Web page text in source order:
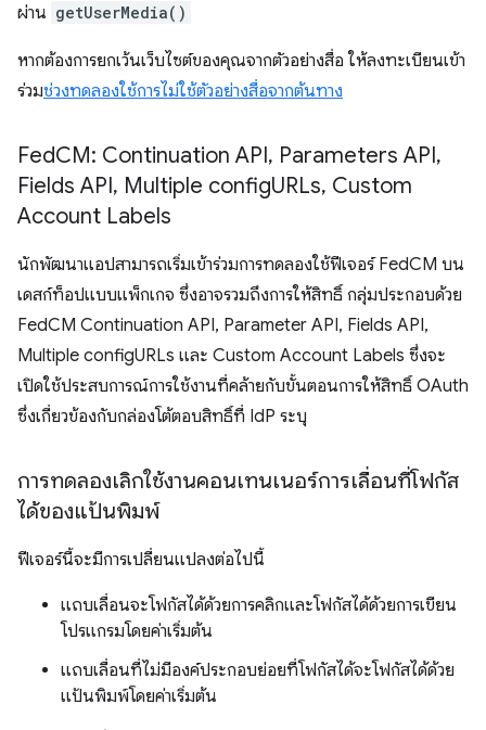
ผ่าน getUserMedia()
หากต้องการยกเว้นเว็บไซต์ของคุณจากตัวอย่างสื่อ ให้ลงทะเบียนเข้า
ร่วมช่วงทดลองใช้การไม่ใช้ตัวอย่างสื่อจากต้นทาง
FedCM: Continuation API, Parameters API,
Fields API, Multiple configURLs, Custom
Account Labels
นักพัฒนาแอปสามารถเริ่มเข้าร่วมการทดลองใช้ฟีเจอร์ FedCM บน
เดสก์ท็อปแบบแพ็กเกจ ซึ่งอาจรวมถึงการให้สิทธิ์ กลุ่มประกอบด้วย
FedCM Continuation API, Parameter API, Fields API,
Multiple configURLs และ Custom Account Labels ซึ่งจะ
เปิดใช้ประสบการณ์การใช้งานที่คล้ายกับขั้นตอนการให้สิทธิ์ OAuth
ซึ่งเกี่ยวข้องกับกล่องโต้ตอบสิทธิ์ที่ IdP ระบุ
การทดลองเลิกใช้งานคอนเทนเนอร์การเลื่อนที่โฟกัส
ได้ของแป้นพิมพ์
ฟีเจอร์นี้จะมีการเปลี่ยนแปลงต่อไปนี้
แถบเลื่อนจะโฟกัสได้ด้วยการคลิกและโฟกัสได้ด้วยการเขียน
โปรแกรมโดยค่าเริ่มต้น
แถบเลื่อนที่ไม่มีองค์ประกอบย่อยที่โฟกัสได้จะโฟกัสได้ด้วย
แป้นพิมพ์โดยค่าเริ่มต้น